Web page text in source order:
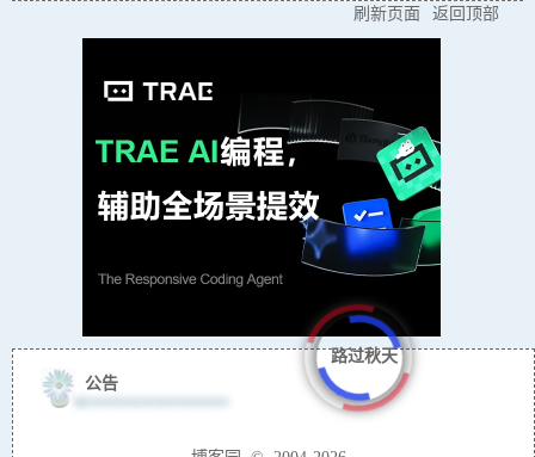
刷新页面 返回顶部
公告
路过秋天